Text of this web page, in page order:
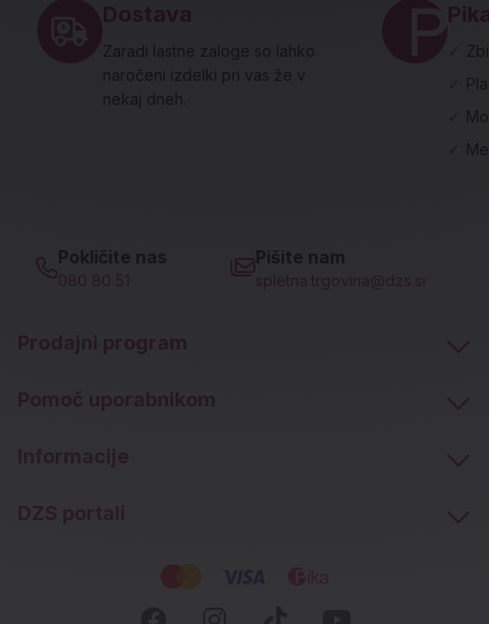
Dostava
Zaradi lastne zaloge so lahko
naročeni izdelki pri vas že v
nekaj dneh.
Pokličite nas
080 80 51
Pišite nam
spletna.trgovina@dzs.si
Prodajni program
Pomoč uporabnikom
Informacije
DZS portali